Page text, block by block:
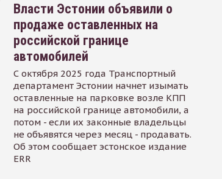
Власти Эстонии объявили о
продаже оставленных на
российской границе
автомобилей
С октября 2025 года Транспортный
департамент Эстонии начнет изымать
оставленные на парковке возле КПП
на российской границе автомобили, а
потом - если их законные владельцы
не объявятся через месяц - продавать.
Об этом сообщает эстонское издание
ERR